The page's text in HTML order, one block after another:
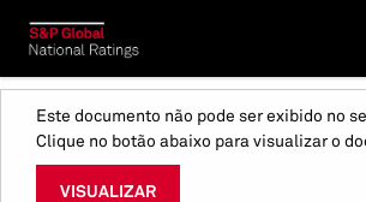
Este documento não pode ser exibido no
Clique no botão abaixo para visualizar o
VISUALIZAR